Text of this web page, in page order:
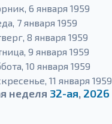
6 января 1959
7 января 1959
8 января 1959
9 января 1959
10 января 1959
11 января 1959
неделя 32-ая, 2026